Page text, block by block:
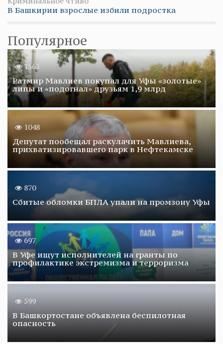
В Башкирии взрослые избили подростка
Популярное
1565
Ратмир Мавлиев покупал для Уфы «золотые»
липы и «подогнал» друзьям 1,9 млрд
1048
Депутат пообещал раскулачить Мавлиева,
прихватизировавшего парк в Нефтекамске
870
Сбитые обломки БПЛА упали на промзону Уфы
697
В Уфе ищут исполнителей на гранты по
профилактике экстремизма и терроризма
599
В Башкортостане объявлена беспилотная
опасность